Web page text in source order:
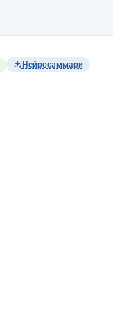
Нейросаммари